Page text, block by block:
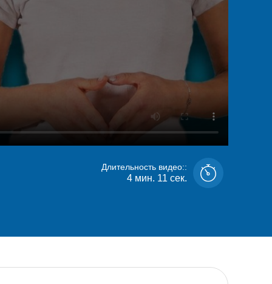
Длительность видео::
4 мин. 11 сек.